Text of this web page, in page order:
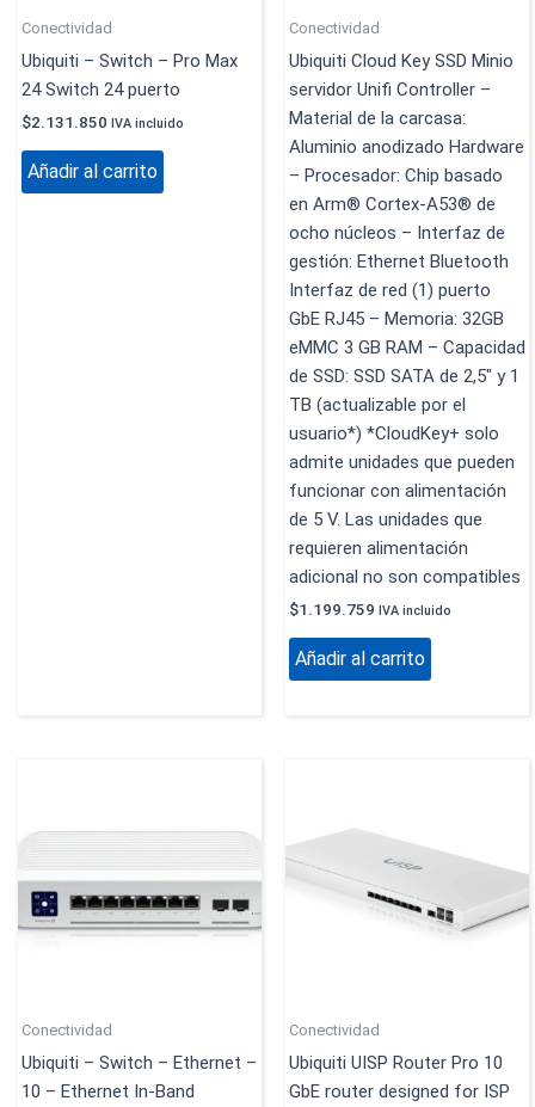
Conectividad
Ubiquiti – Switch – Pro Max
24 Switch 24 puerto
$2.131.850 IVA incluido
Añadir al carrito
Conectividad
Ubiquiti Cloud Key SSD Minio
servidor Unifi Controller –
Material de la carcasa:
Aluminio anodizado Hardware
– Procesador: Chip basado
en Arm® Cortex-A53® de
ocho núcleos – Interfaz de
gestión: Ethernet Bluetooth
Interfaz de red (1) puerto
GbE RJ45 – Memoria: 32GB
eMMC 3 GB RAM – Capacidad
de SSD: SSD SATA de 2,5″ y 1
TB (actualizable por el
usuario*) *CloudKey+ solo
admite unidades que pueden
funcionar con alimentación
de 5 V. Las unidades que
requieren alimentación
adicional no son compatibles
$1.199.759 IVA incluido
Añadir al carrito
Conectividad
Ubiquiti – Switch – Ethernet –
10 – Ethernet In-Band
Conectividad
Ubiquiti UISP Router Pro 10
GbE router designed for ISP